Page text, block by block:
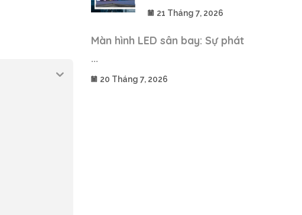
21 Tháng 7, 2026
Màn hình LED sân bay: Sự phát
...
20 Tháng 7, 2026